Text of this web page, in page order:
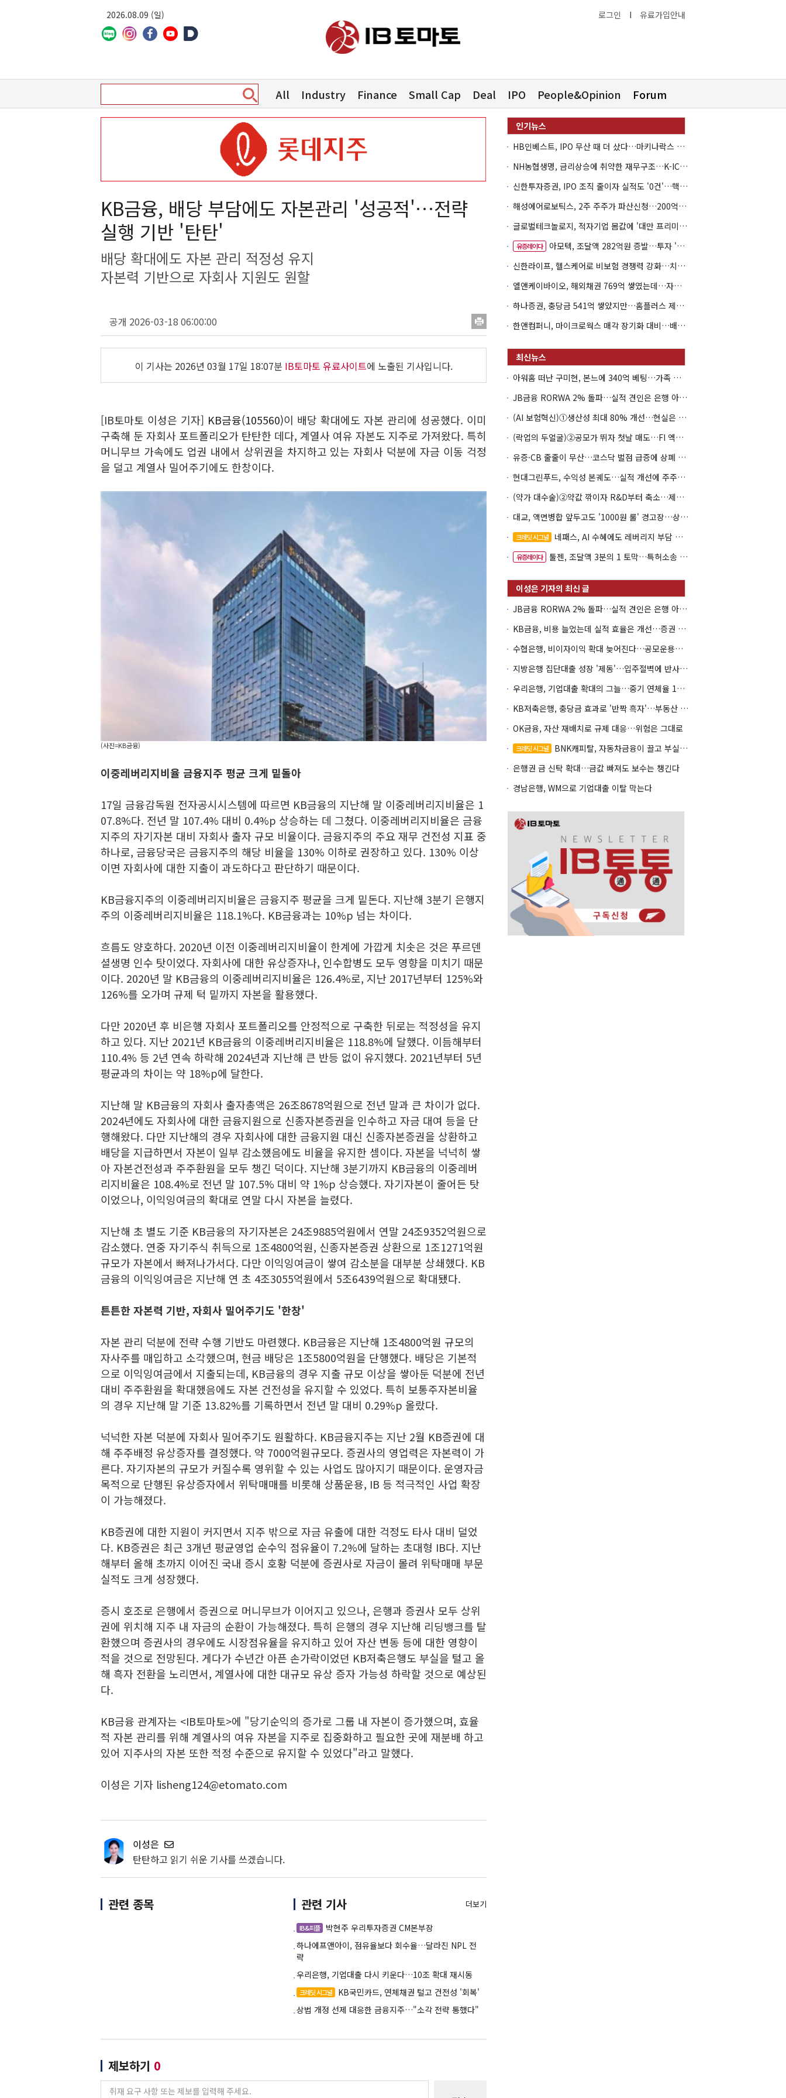
2026.08.09 (일) 로그인 I 유료가입안내
All Industry Finance Small Cap Deal IPO People&Opinion Forum
KB금융, 배당 부담에도 자본관리 '성공적'…전략
실행 기반 '탄탄'
배당 확대에도 자본 관리 적정성 유지
자본력 기반으로 자회사 지원도 원할
공개 2026-03-18 06:00:00
이 기사는 2026년 03월 17일 18:07분 IB토마토 유료사이트에 노출된 기사입니다.
[IB토마토 이성은 기자] KB금융(105560)이 배당 확대에도 자본 관리에 성공했다. 이미
구축해 둔 자회사 포트폴리오가 탄탄한 데다, 계열사 여유 자본도 지주로 가져왔다. 특히
머니무브 가속에도 업권 내에서 상위권을 차지하고 있는 자회사 덕분에 자금 이동 걱정
을 덜고 계열사 밀어주기에도 한창이다.
(사진=KB금융)
이중레버리지비율 금융지주 평균 크게 밑돌아
17일 금융감독원 전자공시시스템에 따르면 KB금융의 지난해 말 이중레버리지비율은 1
07.8%다. 전년 말 107.4% 대비 0.4%p 상승하는 데 그쳤다. 이중레버리지비율은 금융
지주의 자기자본 대비 자회사 출자 규모 비율이다. 금융지주의 주요 재무 건전성 지표 중
하나로, 금융당국은 금융지주의 해당 비율을 130% 이하로 권장하고 있다. 130% 이상
이면 자회사에 대한 지출이 과도하다고 판단하기 때문이다.
KB금융지주의 이중레버리지비율은 금융지주 평균을 크게 밑돈다. 지난해 3분기 은행지
주의 이중레버리지비율은 118.1%다. KB금융과는 10%p 넘는 차이다.
흐름도 양호하다. 2020년 이전 이중레버리지비율이 한계에 가깝게 치솟은 것은 푸르덴
셜생명 인수 탓이었다. 자회사에 대한 유상증자나, 인수합병도 모두 영향을 미치기 때문
이다. 2020년 말 KB금융의 이중레버리지비율은 126.4%로, 지난 2017년부터 125%와
126%를 오가며 규제 턱 밑까지 자본을 활용했다.
다만 2020년 후 비은행 자회사 포트폴리오를 안정적으로 구축한 뒤로는 적정성을 유지
하고 있다. 지난 2021년 KB금융의 이중레버리지비율은 118.8%에 달했다. 이듬해부터
110.4% 등 2년 연속 하락해 2024년과 지난해 큰 반등 없이 유지했다. 2021년부터 5년
평균과의 차이는 약 18%p에 달한다.
지난해 말 KB금융의 자회사 출자총액은 26조8678억원으로 전년 말과 큰 차이가 없다.
2024년에도 자회사에 대한 금융지원으로 신종자본증권을 인수하고 자금 대여 등을 단
행해왔다. 다만 지난해의 경우 자회사에 대한 금융지원 대신 신종자본증권을 상환하고
배당을 지급하면서 자본이 일부 감소했음에도 비율을 유지한 셈이다. 자본을 넉넉히 쌓
아 자본건전성과 주주환원을 모두 챙긴 덕이다. 지난해 3분기까지 KB금융의 이중레버
리지비율은 108.4%로 전년 말 107.5% 대비 약 1%p 상승했다. 자기자본이 줄어든 탓
이었으나, 이익잉여금의 확대로 연말 다시 자본을 늘렸다.
지난해 초 별도 기준 KB금융의 자기자본은 24조9885억원에서 연말 24조9352억원으로
감소했다. 연중 자기주식 취득으로 1조4800억원, 신종자본증권 상환으로 1조1271억원
규모가 자본에서 빠져나가서다. 다만 이익잉여금이 쌓여 감소분을 대부분 상쇄했다. KB
금융의 이익잉여금은 지난해 연 초 4조3055억원에서 5조6439억원으로 확대됐다.
튼튼한 자본력 기반, 자회사 밀어주기도 '한창'
자본 관리 덕분에 전략 수행 기반도 마련했다. KB금융은 지난해 1조4800억원 규모의
자사주를 매입하고 소각했으며, 현금 배당은 1조5800억원을 단행했다. 배당은 기본적
으로 이익잉여금에서 지출되는데, KB금융의 경우 지출 규모 이상을 쌓아둔 덕분에 전년
대비 주주환원을 확대했음에도 자본 건전성을 유지할 수 있었다. 특히 보통주자본비율
의 경우 지난해 말 기준 13.82%를 기록하면서 전년 말 대비 0.29%p 올랐다.
넉넉한 자본 덕분에 자회사 밀어주기도 원활하다. KB금융지주는 지난 2월 KB증권에 대
해 주주배정 유상증자를 결정했다. 약 7000억원규모다. 증권사의 영업력은 자본력이 가
른다. 자기자본의 규모가 커질수록 영위할 수 있는 사업도 많아지기 때문이다. 운영자금
목적으로 단행된 유상증자에서 위탁매매를 비롯해 상품운용, IB 등 적극적인 사업 확장
이 가능해졌다.
KB증권에 대한 지원이 커지면서 지주 밖으로 자금 유출에 대한 걱정도 타사 대비 덜었
다. KB증권은 최근 3개년 평균영업 순수익 점유율이 7.2%에 달하는 초대형 IB다. 지난
해부터 올해 초까지 이어진 국내 증시 호황 덕분에 증권사로 자금이 몰려 위탁매매 부문
실적도 크게 성장했다.
증시 호조로 은행에서 증권으로 머니무브가 이어지고 있으나, 은행과 증권사 모두 상위
권에 위치해 지주 내 자금의 순환이 가능해졌다. 특히 은행의 경우 지난해 리딩뱅크를 탈
환했으며 증권사의 경우에도 시장점유율을 유지하고 있어 자산 변동 등에 대한 영향이
적을 것으로 전망된다. 게다가 수년간 아픈 손가락이었던 KB저축은행도 부실을 털고 올
해 흑자 전환을 노리면서, 계열사에 대한 대규모 유상 증자 가능성 하락할 것으로 예상된
다.
KB금융 관계자는 <IB토마토>에 "당기순익의 증가로 그룹 내 자본이 증가했으며, 효율
적 자본 관리를 위해 계열사의 여유 자본을 지주로 집중화하고 필요한 곳에 재분배 하고
있어 지주사의 자본 또한 적정 수준으로 유지할 수 있었다"라고 말했다.
이성은 기자 lisheng124@etomato.com
이성은
탄탄하고 읽기 쉬운 기사를 쓰겠습니다.
관련 종목 관련 기사 더보기
IB&피플
박현주 우리투자증권 CM본부장
하나에프앤아이, 점유율보다 회수율…달라진 NPL 전
략
우리은행, 기업대출 다시 키운다…10조 확대 재시동
크레딧 시그널
KB국민카드, 연체채권 털고 건전성 '회복'
상법 개정 선제 대응한 금융지주…"소각 전략 통했다"
제보하기 0
HB인베스트, IPO 무산 때 더 샀다…마키나락스 투자 2.7배 회수
NH농협생명, 금리상승에 취약한 재무구조…K-ICS 변동성 '주의보'
신한투자증권, IPO 조직 줄이자 실적도 '0건'…핵심 인력까지 이탈
해성에어로보틱스, 2주 주주가 파산신청…200억 CB 분쟁 확산
글로벌테크놀로지, 적자기업 몸값에 '대만 프리미엄'…공모가 논란
유증레이다
아모텍, 조달액 282억원 증발…투자 '속도 조절' 불가피
신한라이프, 헬스케어로 비보험 경쟁력 강화…치매·간병 공략
엘앤케이바이오, 해외채권 769억 쌓였는데…자회사 4곳 자본잠식
하나증권, 충당금 541억 쌓았지만…홈플러스 제재는 추가 비용 불씨
한앤컴퍼니, 마이크로웍스 매각 장기화 대비…배당 회수판 깔았다
아워홈 떠난 구미현, 본느에 340억 베팅…가족 지배체제 구축
JB금융 RORWA 2% 돌파…실적 견인은 은행 아닌 캐피탈
(AI 보험혁신)①생산성 최대 80% 개선…현실은 '실행 격차'
(락업의 두얼굴)②공모가 뛰자 첫날 매도…FI 엑시트 전략 갈렸다
유증·CB 줄줄이 무산…코스닥 벌점 급증에 상폐 압박
현대그린푸드, 수익성 본궤도…실적 개선에 주주환원까지
(약가 대수술)②약값 깎이자 R&D부터 축소…제약업계 비상경영 돌입
대교, 액면병합 앞두고도 '1000원 룰' 경고장…상장유지 시험대
크레딧 시그널 네패스, AI 수혜에도 레버리지 부담 여전
유증레이다 툴젠, 조달액 3분의 1 토막…특허소송 비용부터 챙긴다
JB금융 RORWA 2% 돌파…실적 견인은 은행 아닌 캐피탈
KB금융, 비용 늘었는데 실적 효율은 개선…증권 호황 효과
수협은행, 비이자이익 확대 늦어진다…공모운용사 인가 연말로
지방은행 집단대출 성장 '제동'…입주절벽에 반사이익도 희박
우리은행, 기업대출 확대의 그늘…중기 연체율 10년 만에 최고
KB저축은행, 충당금 효과로 '반짝 흑자'…부동산 손실은 대기
OK금융, 자산 재배치로 규제 대응…위험은 그대로
크레딧 시그널
BNK캐피탈, 자동차금융이 끌고 부실여신이 발목
은행권 금 신탁 확대…금값 빠져도 보수는 챙긴다
경남은행, WM으로 기업대출 이탈 막는다